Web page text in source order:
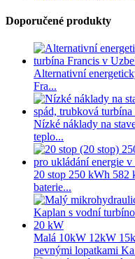
Doporučené produkty
Alternativní
Fra...
Nízké náklady na
teplo...
20 stop 250 kWh 582
baterie...
Malá 10kW 12kW
pevnými lopatkami